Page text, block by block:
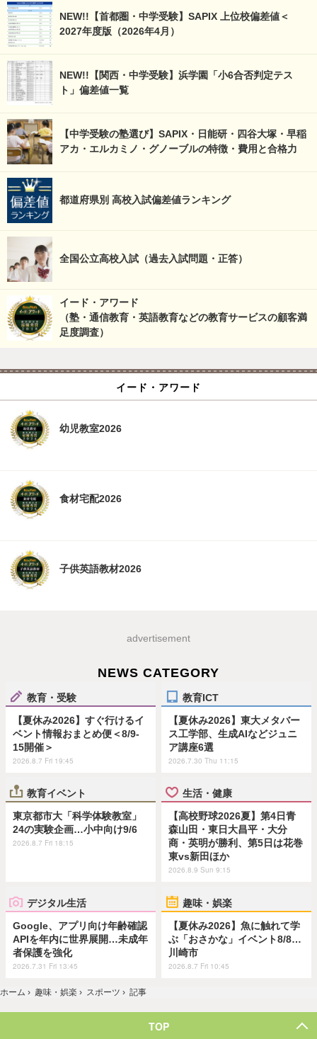
NEW!!【首都圏・中学受験】SAPIX 上位校偏差値＜
2027年度版（2026年4月）
NEW!!【関西・中学受験】浜学園「小6合否判定テス
ト」偏差値一覧
【中学受験の塾選び】SAPIX・日能研・四谷大塚・早稲
アカ・エルカミノ・グノーブルの特徴・費用と合格力
都道府県別 高校入試偏差値ランキング
全国公立高校入試（過去入試問題・正答）
イード・アワード
（塾・通信教育・英語教育などの教育サービスの顧客満
足度調査）
イード・アワード
幼児教室2026
食材宅配2026
子供英語教材2026
advertisement
NEWS CATEGORY
教育・受験
【夏休み2026】すぐ行けるイ
ベント情報おまとめ便＜8/9-
15開催＞
2026.8.7 Fri 19:45
教育ICT
【夏休み2026】東大メタバー
ス工学部、生成AIなどジュニ
ア講座6選
2026.7.30 Thu 11:15
教育イベント
東京都市大「科学体験教室」
24の実験企画…小中向け9/6
2026.8.7 Fri 18:15
生活・健康
【高校野球2026夏】第4日青
森山田・東日大昌平・大分
商・英明が勝利、第5日は花巻
東vs新田ほか
2026.8.9 Sun 9:15
デジタル生活
Google、アプリ向け年齢確認
APIを年内に世界展開…未成年
者保護を強化
2026.7.31 Fri 13:45
趣味・娯楽
【夏休み2026】魚に触れて学
ぶ「おさかな」イベント8/8…
川崎市
2026.8.7 Fri 10:45
ホーム › 趣味・娯楽 › スポーツ › 記事
TOP